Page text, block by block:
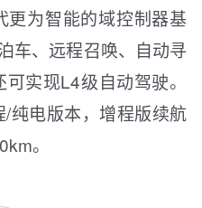
更为智能的域控制器基
车、远程召唤、自动寻
实现L4级自动驾驶。
纯电版本，增程版续航
。